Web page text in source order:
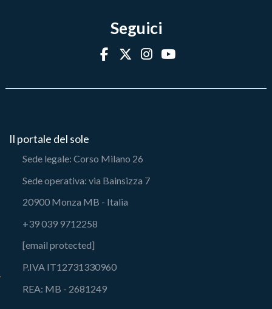
Seguici
Il portale del sole
Sede legale: Corso Milano 26
Sede operativa: via Bainsizza 7
20900 Monza MB - Italia
+39 039 9712258
[email protected]
P.IVA IT12731330960
REA: MB - 2681249